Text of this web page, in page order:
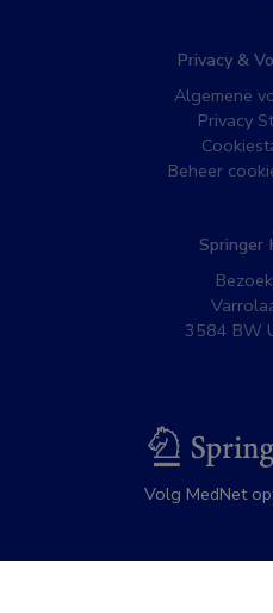
Privacy &
Algemene
Privacy
Beheer
Springer
3584 BW
Volg MedNet op: